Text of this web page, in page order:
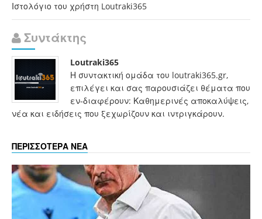
Ιστολόγιο του χρήστη Loutraki365
Συντάκτης
Loutraki365
Η συντακτική ομάδα του loutraki365.gr,
επιλέγει και σας παρουσιάζει θέματα που
εν-διαφέρουν: Καθημερινές αποκαλύψεις,
νέα και ειδήσεις που ξεχωρίζουν και ιντριγκάρουν.
ΠΕΡΙΣΣΟΤΕΡΑ ΝΕΑ